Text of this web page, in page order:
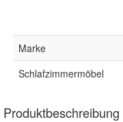
Marke
Schlafzimmermöbel
Produktbeschreibung